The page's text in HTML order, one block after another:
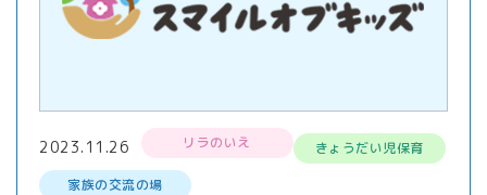
2023.11.26 リラのいえ
きょうだい児保育
家族の交流の場